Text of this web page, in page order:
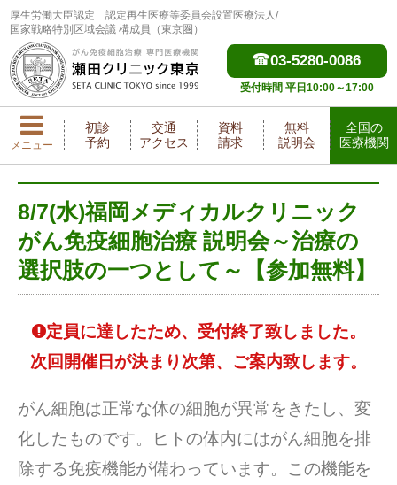
厚生労働大臣認定
認定再生医療等委員会設置医療法人/
国家戦略特別区域会議 構成員（東京圏）
03-5280-0086
受付時間 平日10:00～17:00
メニュー
初診
予約
交通
アクセス
資料
請求
無料
説明会
全国の
医療機関
8/7(水)福岡メディカルクリニック
がん免疫細胞治療 説明会～治療の
選択肢の一つとして～【参加無料】
定員に達したため、受付終了致しました。
次回開催日が決まり次第、ご案内致します。
がん細胞は正常な体の細胞が異常をきたし、変
化したものです。ヒトの体内にはがん細胞を排
除する免疫機能が備わっています。この機能を